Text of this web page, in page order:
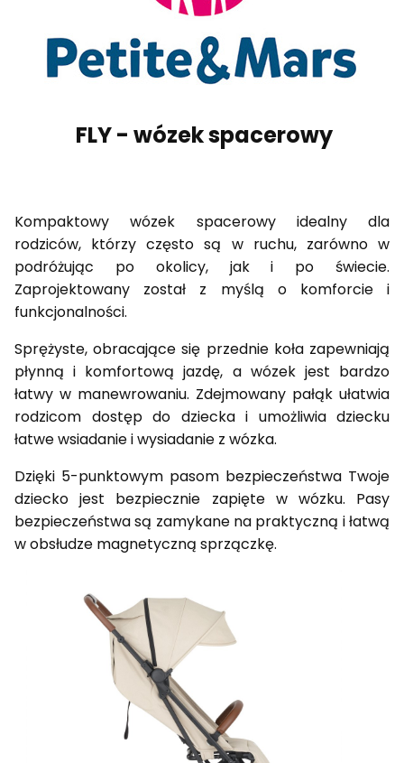
FLY - wózek spacerowy
Kompaktowy wózek spacerowy idealny dla
rodziców, którzy często są w ruchu, zarówno w
podróżując po okolicy, jak i po świecie.
Zaprojektowany został z myślą o komforcie i
funkcjonalności.
Sprężyste, obracające się przednie koła zapewniają
płynną i komfortową jazdę, a wózek jest bardzo
łatwy w manewrowaniu. Zdejmowany pałąk ułatwia
rodzicom dostęp do dziecka i umożliwia dziecku
łatwe wsiadanie i wysiadanie z wózka.
Dzięki 5-punktowym pasom bezpieczeństwa Twoje
dziecko jest bezpiecznie zapięte w wózku. Pasy
bezpieczeństwa są zamykane na praktyczną i łatwą
w obsłudze magnetyczną sprzączkę.